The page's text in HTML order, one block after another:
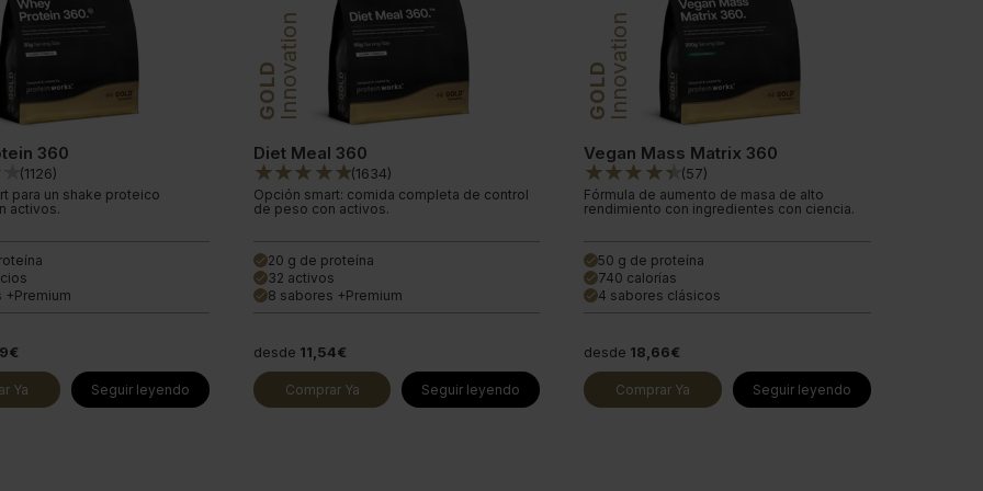
360
(1126)
para un shake proteico
activos.
+Premium
Ya Seguir leyendo
GOLDInnovation
Diet Meal 360
(1634)
Opción smart: comida completa de control
de peso con activos.
done 20 g de proteína
done 32 activos
done 8 sabores +Premium
desde 11,54€
Comprar Ya Seguir leyendo
GOLDInnovation
Vegan Mass Matrix 360
(57)
Fórmula de aumento de masa de alto
rendimiento con ingredientes con ciencia.
done50 g de proteína
done740 calorías
done4 sabores clásicos
desde 18,66€
Comprar Ya Seguir leyendo